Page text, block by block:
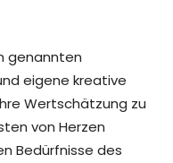
genannten
eigene kreative
Wertschätzung zu
von Herzen
Bedürfnisse des